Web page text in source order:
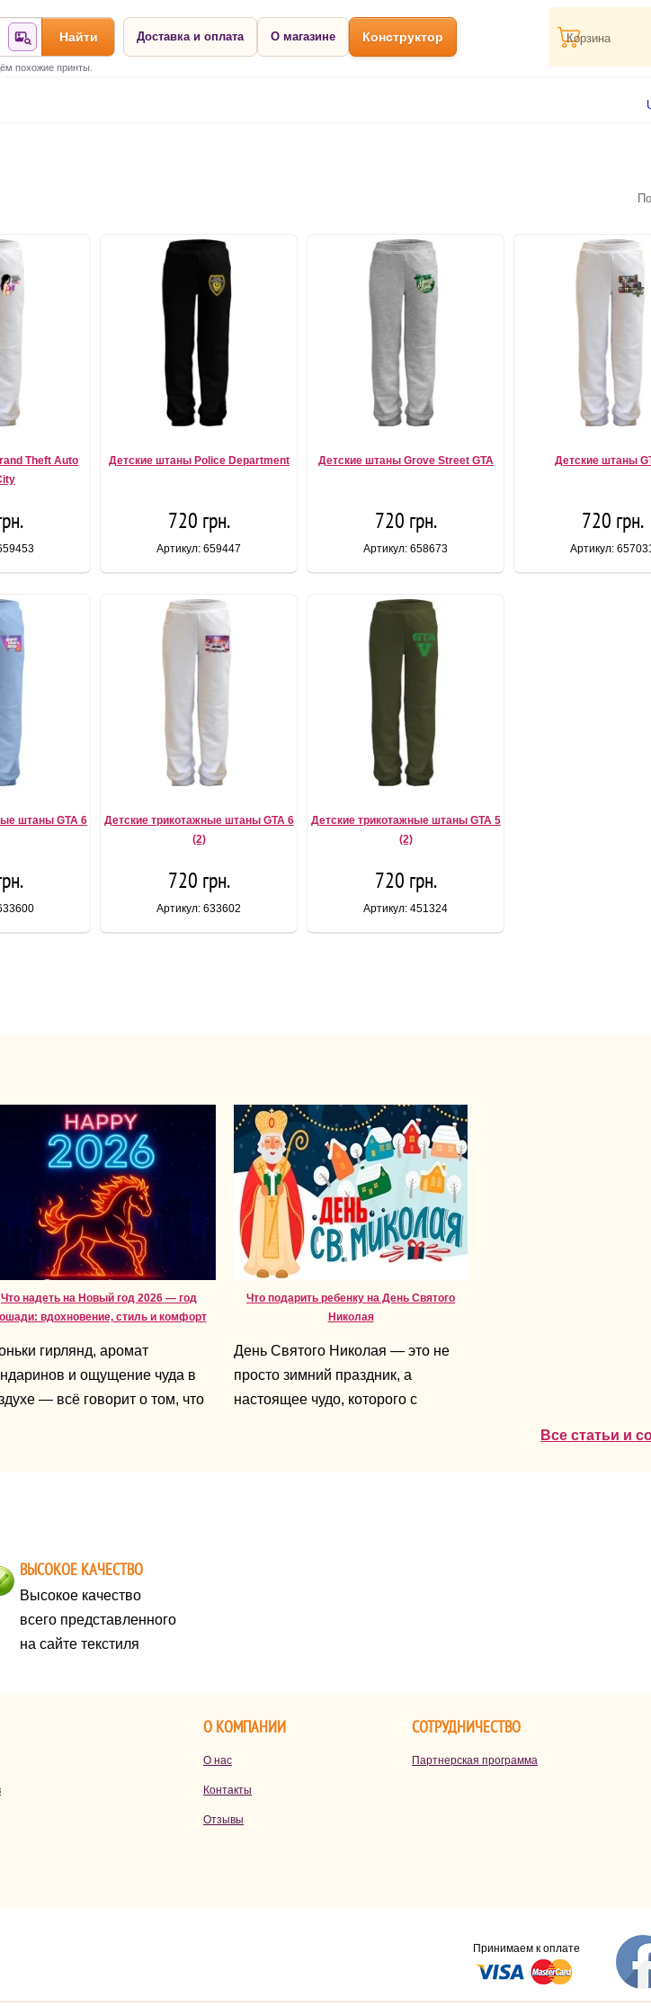
Найти по фотографии
Найти
похожие принты.
Доставка и оплата О магазине Конструктор Корзина
Theft Auto
Детские штаны Police Department
720 грн.
Артикул: 659447
Детские штаны Grove Street GTA
720 грн.
Артикул: 658673
Детские штаны
720 грн.
Артикул:
штаны GTA 6
Детские трикотажные штаны GTA 6
(2)
720 грн.
Артикул: 633602
Детские трикотажные штаны GTA 5
(2)
720 грн.
Артикул: 451324
Что надеть на Новый год 2026 — год
вдохновение, стиль и комфорт
гирлянд, аромат
и ощущение чуда в
— всё говорит о том, что
Что подарить ребенку на День Святого
Николая
День Святого Николая — это не
просто зимний праздник, а
настоящее чудо, которого с
Все статьи и
ВЫСОКОЕ КАЧЕСТВО
Высокое качество
всего представленного
на сайте текстиля
О КОМПАНИИ СОТРУДНИЧЕСТВО
О нас Партнерская программа
Контакты
Отзывы
Принимаем к оплате